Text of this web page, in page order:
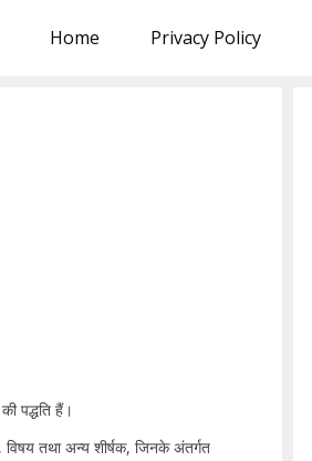
Home Privacy Policy
पद्धति हैं।
तथा अन्य शीर्षक, जिनके अंतर्गत